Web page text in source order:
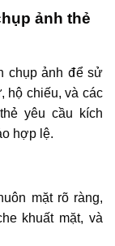
ảnh thẻ
chụp ảnh để sử
hộ chiếu, và các
yêu cầu kích
hợp lệ.
mặt rõ ràng,
khuất mặt, và